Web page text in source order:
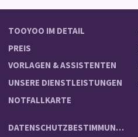
TOOYOO IM DETAIL
PREIS
VORLAGEN & ASSISTENTEN
UNSERE DIENSTLEISTUNGEN
NOTFALLKARTE
DATENSCHUTZBESTIMMUNGEN